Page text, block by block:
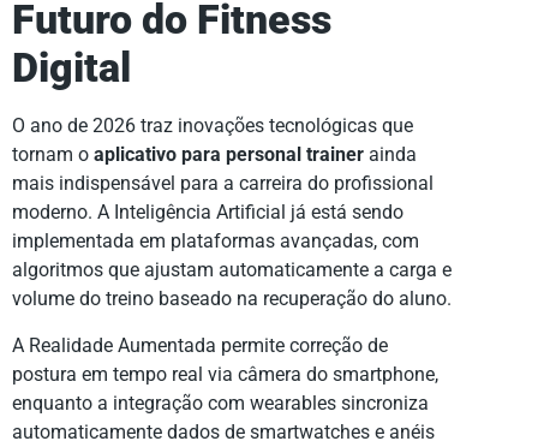
Futuro do Fitness
Digital
O ano de 2026 traz inovações tecnológicas que
tornam o aplicativo para personal trainer ainda
mais indispensável para a carreira do profissional
moderno. A Inteligência Artificial já está sendo
implementada em plataformas avançadas, com
algoritmos que ajustam automaticamente a carga e
volume do treino baseado na recuperação do aluno.
A Realidade Aumentada permite correção de
postura em tempo real via câmera do smartphone,
enquanto a integração com wearables sincroniza
automaticamente dados de smartwatches e anéis